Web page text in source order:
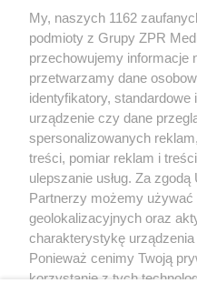
Żaden utwór zamieszczony w
rozpowszechniany lub dalej
tym także elektroniczny lub
eksploatacji w jakiejkolwiek formie,
bez pisemnej zgody właściciela
wykorzystanie utworów w całości
bez właściwej zgody, jest
prawnie.
O
My, naszych 1162
podmioty z Grupy ZPR
przechowujemy informacje
przetwarzamy dane
identyfikatory, standardowe
urządzenie czy dane
spersonalizowanych
treści, pomiar reklam i
ulepszanie usług. Za
Partnerzy możemy używać
geolokalizacyjnych oraz
charakterystykę
Ponieważ cenimy Twoją
korzystanie z tych